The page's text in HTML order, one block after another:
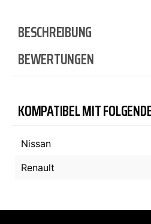
BESCHREIBUNG
BEWERTUNGEN
KOMPATIBEL MIT
Nissan
Renault